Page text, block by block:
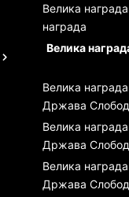
Велика
награда
Велика
Велика
Држава
Велика
Држава
Велика
Држава